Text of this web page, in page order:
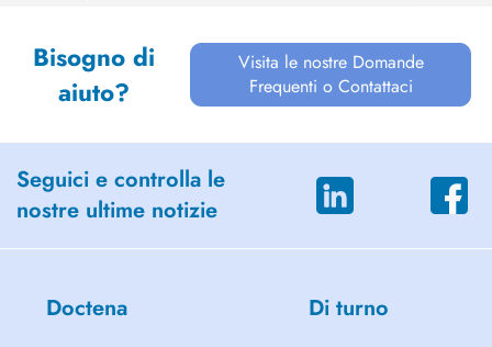
Bisogno di
aiuto?
Visita le nostre Domande
Frequenti o Contattaci
Seguici e controlla le
nostre ultime notizie
Doctena Di turno